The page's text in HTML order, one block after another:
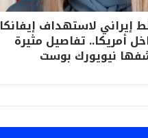
إيراني لاستهداف إيفانكا
أمريكا.. تفاصيل مثيرة
نيويورك بوست